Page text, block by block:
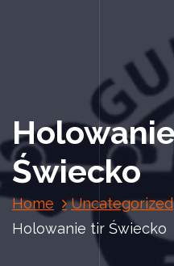
Świecko
Home
Uncategorized
Holowanie tir Świecko